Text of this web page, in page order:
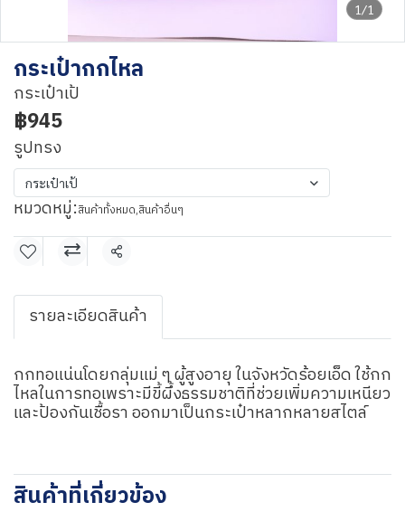
1/1
กระเป๋ากกไหล
กระเป๋าเป้
฿945
รูปทรง
กระเป๋าเป้
หมวดหมู่:สินค้าทั้งหมด,สินค้าอื่นๆ
แชร์
รายละเอียดสินค้า
กกทอแน่นโดยกลุ่มแม่ ๆ ผู้สูงอายุ ในจังหวัดร้อยเอ็ด ใช้กก
ไหลในการทอเพราะมีขี้ผึ้งธรรมชาติที่ช่วยเพิ่มความเหนียว
และป้องกันเชื้อรา ออกมาเป็นกระเป๋าหลากหลายสไตล์
สินค้าที่เกี่ยวข้อง